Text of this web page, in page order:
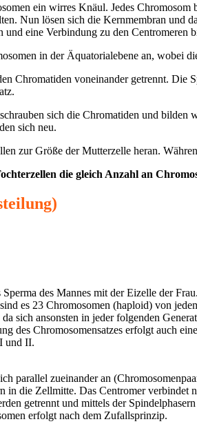
ein wirres Knäul. Jedes
Nun lösen sich die Kernmembran und
eine Verbindung zu den Centromeren
in der Äquatorialebene an, wobei
Chromatiden voneinander getrennt.
sich die Chromatiden und
sich neu.
zur Größe der Mutterzelle heran.
die gleich Anzahl an
des Mannes mit der Eizelle der
es 23 Chromosomen (haploid) von
sich ansonsten in jeder folgenden
des Chromosomensatzes erfolgt auch
und II.
parallel zueinander an
in die Zellmitte. Das Centromer
getrennt und mittels der
erfolgt nach dem Zufallsprinzip.